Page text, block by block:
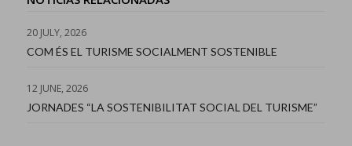
20 JULY, 2026
COM ÉS EL TURISME SOCIALMENT SOSTENIBLE
12 JUNE, 2026
JORNADES “LA SOSTENIBILITAT SOCIAL DEL TURISME”